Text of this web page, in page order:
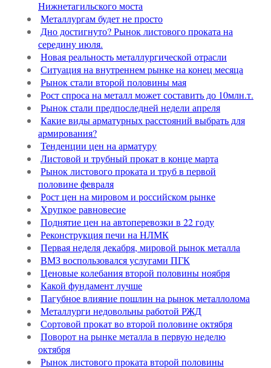
Нижнетагильского моста
Металлургам будет не просто
Дно достигнуто? Рынок листового проката на
середину июля.
Новая реальность металлургической отрасли
Ситуация на внутреннем рынке на конец месяца
Рынок стали второй половины мая
Рост спроса на металл может составить до 10млн.т.
Рынок стали предпоследней недели апреля
Какие виды арматурных расстояний выбрать для
армирования?
Тенденции цен на арматуру
Листовой и трубный прокат в конце марта
Рынок листового проката и труб в первой
половине февраля
Рост цен на мировом и российском рынке
Хрупкое равновесие
Поднятие цен на автоперевозки в 22 году
Реконструкция печи на НЛМК
Первая неделя декабря, мировой рынок металла
ВМЗ воспользовался услугами ПГК
Ценовые колебания второй половины ноября
Какой фундамент лучше
Пагубное влияние пошлин на рынок металлолома
Металлурги недовольны работой РЖД
Сортовой прокат во второй половине октября
Поворот на рынке металла в первую неделю
октября
Рынок листового проката второй половины